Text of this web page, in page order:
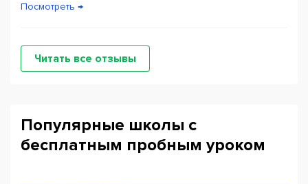
Посмотреть →
Читать все отзывы
Популярные школы с
бесплатным пробным уроком